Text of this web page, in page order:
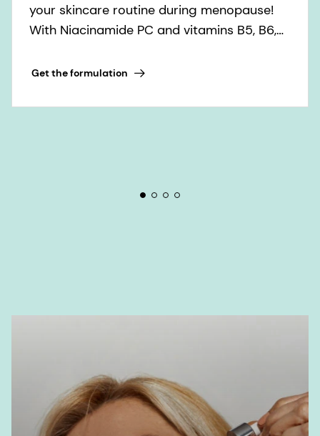
your skincare routine during menopause!
With Niacinamide PC and vitamins B5, B6,
strengthens the skin's barrier, and delivers
Get the formulation